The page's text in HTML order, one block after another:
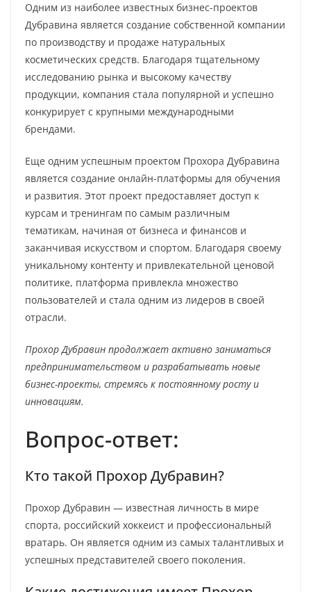
Одним из наиболее известных бизнес-проектов
Дубравина является создание собственной компании
по производству и продаже натуральных
косметических средств. Благодаря тщательному
исследованию рынка и высокому качеству
продукции, компания стала популярной и успешно
конкурирует с крупными международными
брендами.
Еще одним успешным проектом Прохора Дубравина
является создание онлайн-платформы для обучения
и развития. Этот проект предоставляет доступ к
курсам и тренингам по самым различным
тематикам, начиная от бизнеса и финансов и
заканчивая искусством и спортом. Благодаря своему
уникальному контенту и привлекательной ценовой
политике, платформа привлекла множество
пользователей и стала одним из лидеров в своей
отрасли.
Прохор Дубравин продолжает активно заниматься
предпринимательством и разрабатывать новые
бизнес-проекты, стремясь к постоянному росту и
инновациям.
Вопрос-ответ:
Кто такой Прохор Дубравин?
Прохор Дубравин — известная личность в мире
спорта, российский хоккеист и профессиональный
вратарь. Он является одним из самых талантливых и
успешных представителей своего поколения.